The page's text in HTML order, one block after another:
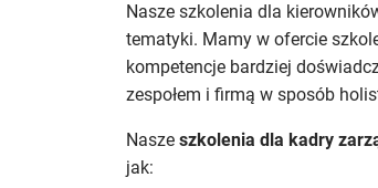
Nasze szkolenia dla
tematyki. Mamy w ofercie
kompetencje bardziej
zespołem i firmą w sposób
Nasze szkolenia dla kadry
jak: